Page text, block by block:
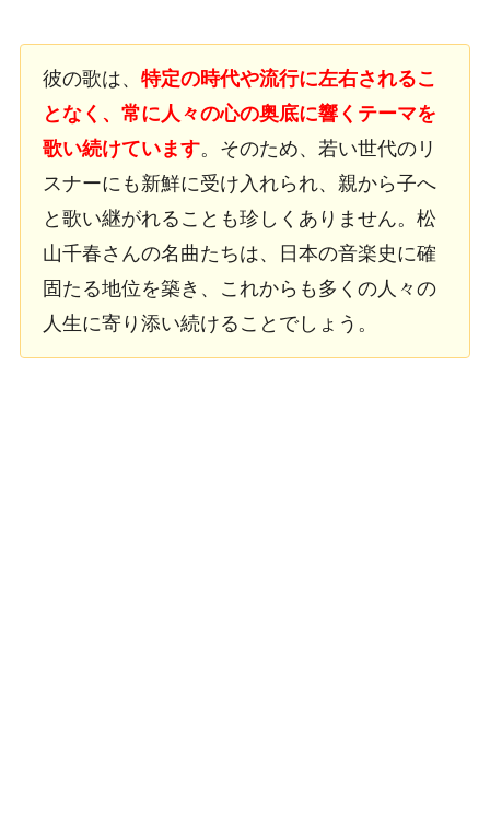
彼の歌は、 特定の時代や流行に左右されるこ
となく、常に人々の心の奥底に響くテーマを
歌い続けています。そのため、若い世代のリ
スナーにも新鮮に受け入れられ、親から子へ
と歌い継がれることも珍しくありません。松
山千春さんの名曲たちは、日本の音楽史に確
固たる地位を築き、これからも多くの人々の
人生に寄り添い続けることでしょう。